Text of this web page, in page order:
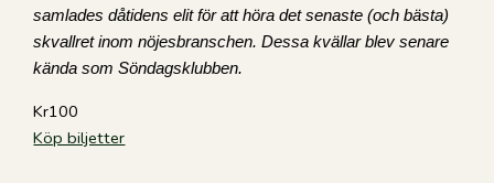
samlades dåtidens elit för att höra det senaste (och bästa)
skvallret inom nöjesbranschen. Dessa kvällar blev senare
kända som Söndagsklubben.
Kr100
Köp biljetter